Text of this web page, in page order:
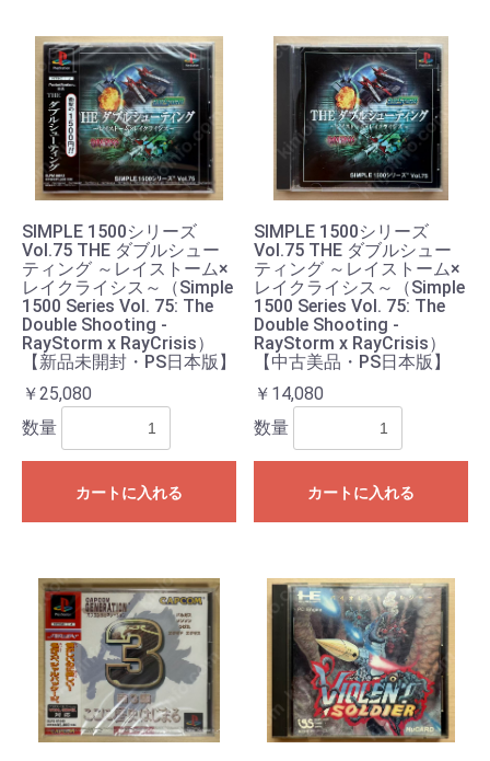
SIMPLE 1500シリーズ
Vol.75 THE ダブルシュー
ティング ～レイストーム×
レイクライシス～（Simple
1500 Series Vol. 75: The
Double Shooting -
RayStorm x RayCrisis）
【新品未開封・PS日本版】
￥25,080
数量
カートに入れる
SIMPLE 1500シリーズ
Vol.75 THE ダブルシュー
ティング ～レイストーム×
レイクライシス～（Simple
1500 Series Vol. 75: The
Double Shooting -
RayStorm x RayCrisis）
【中古美品・PS日本版】
￥14,080
数量
カートに入れる